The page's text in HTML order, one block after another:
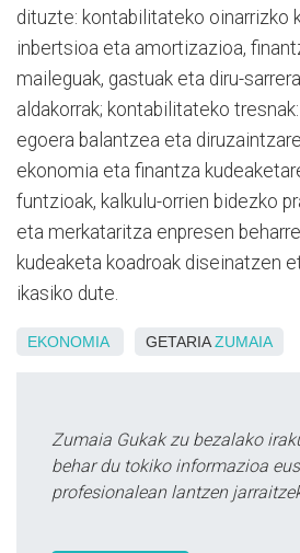
dituzte: kontabilitateko oinarrizko
inbertsioa eta amortizazioa,
maileguak, gastuak eta diru-
aldakorrak; kontabilitateko
egoera balantzea eta
ekonomia eta finantza
funtzioak, kalkulu-orrien bidezko
eta merkataritza enpresen
kudeaketa koadroak diseinatzen
ikasiko dute.
EKONOMIA GETARIAZUMAIA
Zumaia Gukak zu bezalako
behar du tokiko informazioa
profesionalean lantzen